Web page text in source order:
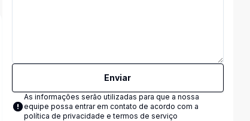
Enviar
As informações serão utilizadas para que a nossa
equipe possa entrar em contato de acordo com a
política de privacidade e termos de serviço